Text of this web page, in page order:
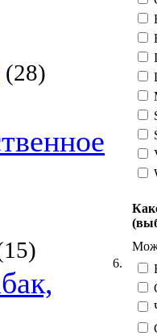
(28)
6.